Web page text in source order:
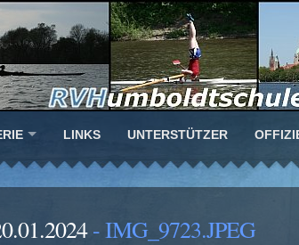
LINKS UNTERSTÜTZER
- IMG_9723.JPEG